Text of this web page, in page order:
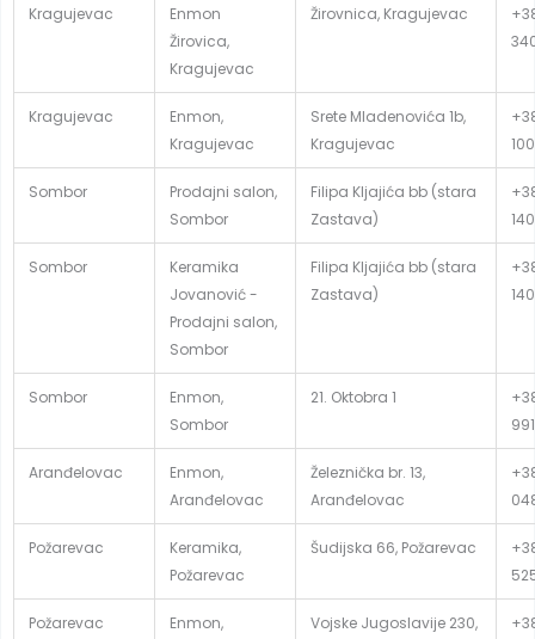
Kragujevac
Enmon
Žirovica,
Kragujevac
Žirovnica, Kragujevac
Kragujevac
Enmon,
Kragujevac
Srete Mladenovića 1b,
Kragujevac
Sombor
Prodajni salon,
Sombor
Filipa Kljajića bb (stara
Zastava)
140
Sombor
Keramika
Jovanović -
Prodajni salon,
Sombor
Filipa Kljajića bb (stara
Zastava)
140
Sombor
Enmon,
Sombor
21. Oktobra 1
991
Aranđelovac
Enmon,
Aranđelovac
Železnička br. 13,
Aranđelovac
Požarevac
Keramika,
Požarevac
Šudijska 66, Požarevac
Požarevac
Enmon,
Vojske Jugoslavije 230,